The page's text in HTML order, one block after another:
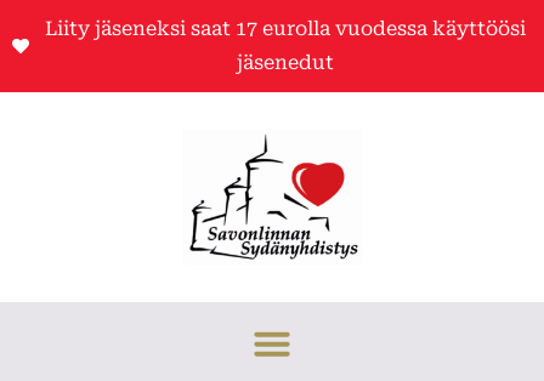
Liity jäseneksi saat 17 eurolla vuodessa käyttöösi
jäsenedut